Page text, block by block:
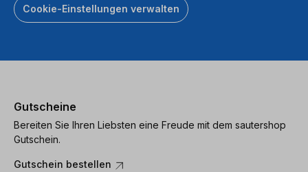
Cookie-Einstellungen verwalten
Gutscheine
Bereiten Sie Ihren Liebsten eine Freude mit dem sautershop
Gutschein.
Gutschein bestellen